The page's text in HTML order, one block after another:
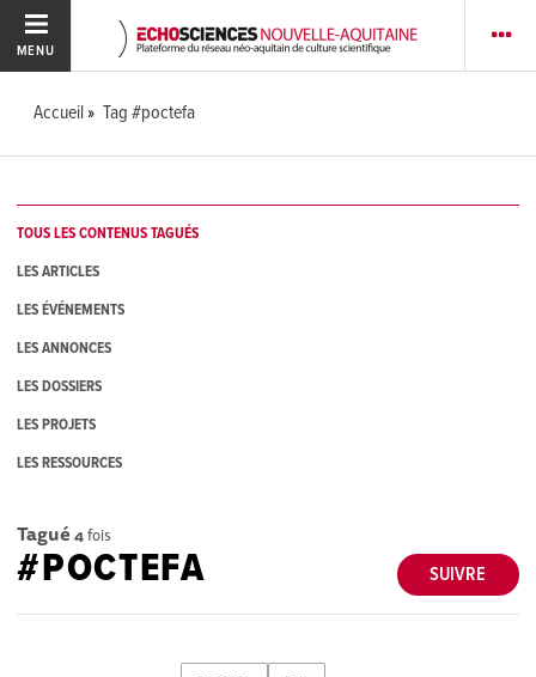
MENU
Accueil Tag #poctefa
TOUS LES CONTENUS TAGUÉS
LES ARTICLES
LES ÉVÉNEMENTS
LES ANNONCES
LES DOSSIERS
LES PROJETS
LES RESSOURCES
Tagué 4fois
SUIVRE
#POCTEFA